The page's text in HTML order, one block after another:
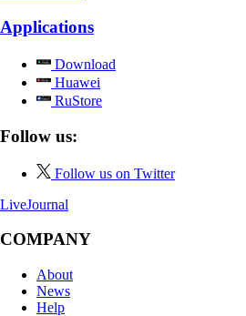
Applications
Download
Huawei
RuStore
Follow us:
Follow us on Twitter
LiveJournal
COMPANY
About
News
Help